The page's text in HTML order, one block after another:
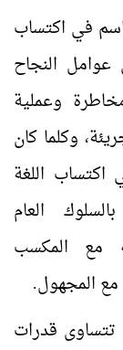
في اكتساب
عوامل النجاح
وعملية
وكلما كان
اللغة
العام
مع المكسب
مع المجهول.
تتساوى قدرات